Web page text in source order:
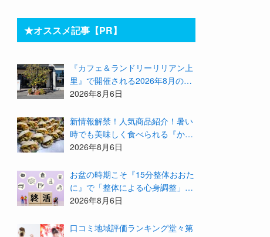
★オススメ記事【PR】
『カフェ＆ランドリーリリアン上
里』で開催される2026年8月のイ
ベント等をまとめてご紹介！
2026年8月6日
新情報解禁！人気商品紹介！暑い
時でも美味しく食べられる『かず
みんち』の身体に優しい天然酵母
2026年8月6日
お盆の時期こそ『15分整体おおた
に』で「整体による心身調整」と
「アドバイザーによる身辺整理の
2026年8月6日
⼝コミ地域評価ランキング堂々第